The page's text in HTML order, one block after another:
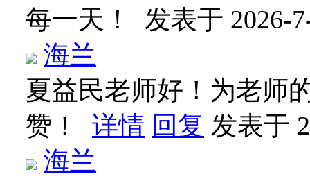
每一天！ 发表于 2026-
海兰
夏益民老师好！为老师
赞！ 详情 回复 发表于
海兰